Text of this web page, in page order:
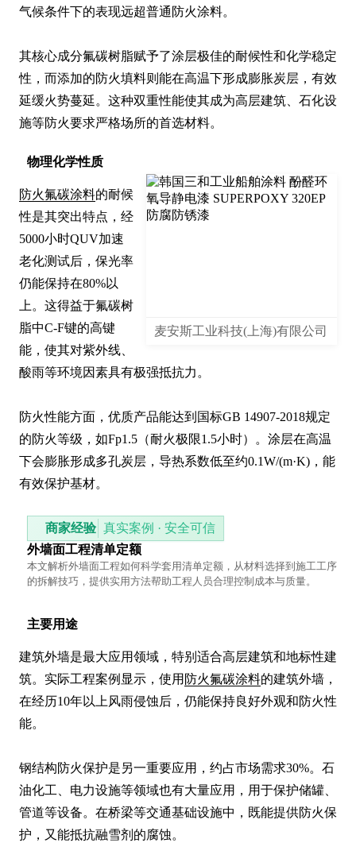
气候条件下的表现远超普通防火涂料。
其核心成分氟碳树脂赋予了涂层极佳的耐候性和化学稳定
性，而添加的防火填料则能在高温下形成膨胀炭层，有效
延缓火势蔓延。这种双重性能使其成为高层建筑、石化设
施等防火要求严格场所的首选材料。
物理化学性质
麦安斯工业科技(上海)有限公司
防火氟碳涂料的耐候
性是其突出特点，经
5000小时QUV加速
老化测试后，保光率
仍能保持在80%以
上。这得益于氟碳树
脂中C-F键的高键
能，使其对紫外线、
酸雨等环境因素具有极强抵抗力。
防火性能方面，优质产品能达到国标GB 14907-2018规定
的防火等级，如Fp1.5（耐火极限1.5小时）。涂层在高温
下会膨胀形成多孔炭层，导热系数低至约0.1W/(m·K)，能
有效保护基材。
商家经验 真实案例 · 安全可信
外墙面工程清单定额
本文解析外墙面工程如何科学套用清单定额，从材料选择到施工工序
的拆解技巧，提供实用方法帮助工程人员合理控制成本与质量。
主要用途
建筑外墙是最大应用领域，特别适合高层建筑和地标性建
筑。实际工程案例显示，使用 防火氟碳涂料的建筑外墙，
在经历10年以上风雨侵蚀后，仍能保持良好外观和防火性
能。
钢结构防火保护是另一重要应用，约占市场需求30%。石
油化工、电力设施等领域也有大量应用，用于保护储罐、
管道等设备。在桥梁等交通基础设施中，既能提供防火保
护，又能抵抗融雪剂的腐蚀。